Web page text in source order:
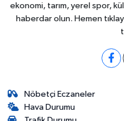
ekonomi, tarım, yerel spor,
haberdar olun. Hemen
Nöbetçi Eczaneler
Hava Durumu